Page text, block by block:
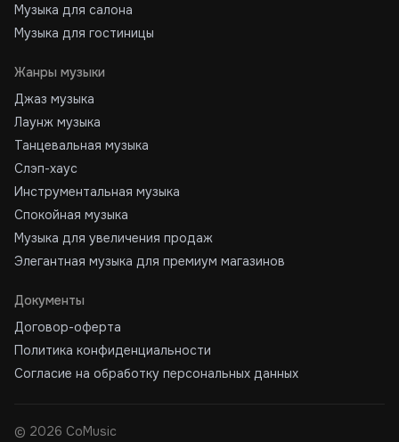
Музыка для салона
Музыка для гостиницы
Жанры музыки
Джаз музыка
Лаунж музыка
Танцевальная музыка
Слэп-хаус
Инструментальная музыка
Спокойная музыка
Музыка для увеличения продаж
Элегантная музыка для премиум магазинов
Документы
Договор-оферта
Политика конфиденциальности
Согласие на обработку персональных данных
© 2026 CoMusic